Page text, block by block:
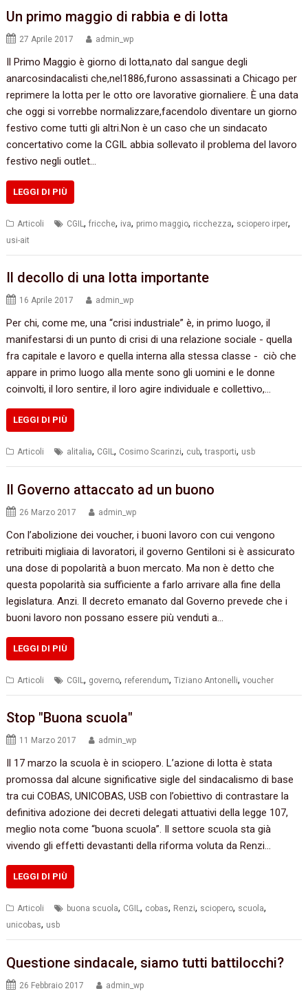
Un primo maggio di rabbia e di lotta
27 Aprile 2017 admin_wp
Il Primo Maggio è giorno di lotta,nato dal sangue degli
anarcosindacalisti che,nel1886,furono assassinati a Chicago per
reprimere la lotta per le otto ore lavorative giornaliere. È una data
che oggi si vorrebbe normalizzare,facendolo diventare un giorno
festivo come tutti gli altri.Non è un caso che un sindacato
concertativo come la CGIL abbia sollevato il problema del lavoro
festivo negli outlet…
LEGGI DI PIÙ
Articoli CGIL,fricche, iva, primo maggio, ricchezza, sciopero irper,
usi-ait
Il decollo di una lotta importante
16 Aprile 2017 admin_wp
Per chi,‭ ‬come me,‭ ‬una‭ “‬crisi industriale‭” ‬è,‭ ‬in primo luogo,‭ ‬il
manifestarsi di un punto di‭ ‬crisi di una relazione sociale‭ ‬-‭ ‬quella
fra capitale e lavoro e quella interna‭ ‬alla stessa classe‭ ‬-‭ ‬ ciò che
appare in primo luogo alla mente sono gli uomini e le donne
coinvolti,‭ ‬il loro sentire,‭ ‬il loro agire individuale e collettivo,‭…
LEGGI DI PIÙ
Articoli alitalia, CGIL, Cosimo Scarinzi, cub,trasporti, usb
Il Governo‭ ‬attaccato ad un‭ ‬buono
26 Marzo 2017 admin_wp
Con l’abolizione dei voucher,‭ ‬i buoni lavoro con cui vengono
retribuiti migliaia di lavoratori,‭ ‬il governo Gentiloni si è assicurato
una dose di popolarità a buon mercato.‭ ‬Ma non è detto che
questa popolarità sia sufficiente a farlo arrivare alla fine della
legislatura.‭ ‬Anzi. Il decreto emanato dal Governo prevede che i
buoni lavoro non possano essere più venduti a…
LEGGI DI PIÙ
Articoli CGIL, governo, referendum,Tiziano Antonelli,voucher
Stop "Buona scuola"
11 Marzo 2017 admin_wp
Il 17 marzo la scuola è in sciopero. L’azione di lotta è stata
promossa dal alcune significative sigle del sindacalismo di base
tra cui COBAS, UNICOBAS, USB con l’obiettivo di contrastare la
definitiva adozione dei decreti delegati attuativi della legge 107,
meglio nota come “buona scuola”. Il settore scuola sta già
vivendo gli effetti devastanti della riforma voluta da Renzi…
LEGGI DI PIÙ
Articoli buona scuola, CGIL, cobas, Renzi, sciopero, scuola,
unicobas, usb
Questione sindacale,‭ ‬siamo tutti battilocchi‭?
26 Febbraio 2017 admin_wp